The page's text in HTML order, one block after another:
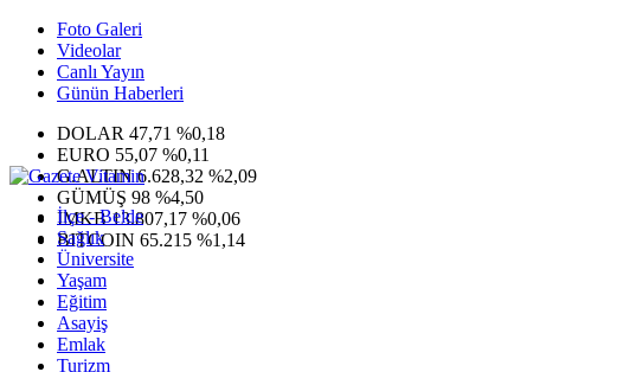
Foto Galeri
Videolar
Canlı Yayın
Günün Haberleri
DOLAR 47,71 %0,18
EURO 55,07 %0,11
G.ALTIN6.628,32 %2,09
GÜMÜŞ 98 %4,50
IMKB13.807,17 %0,06
BITCOIN 65.215 %1,14
İlçe - Belde
Sağlık
Üniversite
Yaşam
Eğitim
Asayiş
Emlak
Turizm